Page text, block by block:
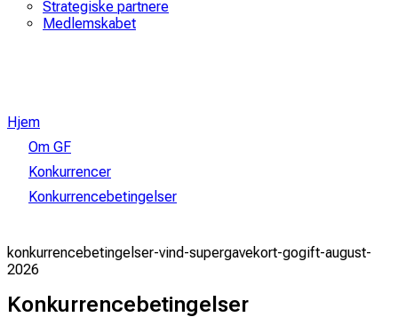
Strategiske partnere
Medlemskabet
Hjem
Om GF
Konkurrencer
Konkurrencebetingelser
konkurrencebetingelser-vind-supergavekort-gogift-august-
2026
Konkurrencebetingelser